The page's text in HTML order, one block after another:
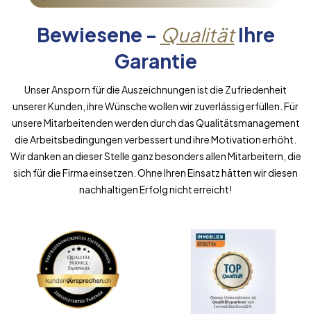
Bewiesene - QualitätIhre
Garantie
Unser Ansporn für die Auszeichnungen ist die Zufriedenheit
unserer Kunden, ihre Wünsche wollen wir zuverlässig erfüllen. Für
unsere Mitarbeitenden werden durch das Qualitätsmanagement
die Arbeitsbedingungen verbessert und ihre Motivation erhöht.
Wir danken an dieser Stelle ganz besonders allen Mitarbeitern, die
sich für die Firma einsetzen. Ohne Ihren Einsatz hätten wir diesen
nachhaltigen Erfolg nicht erreicht!